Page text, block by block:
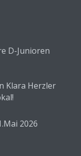
D-Junioren
Klara Herzler
2026